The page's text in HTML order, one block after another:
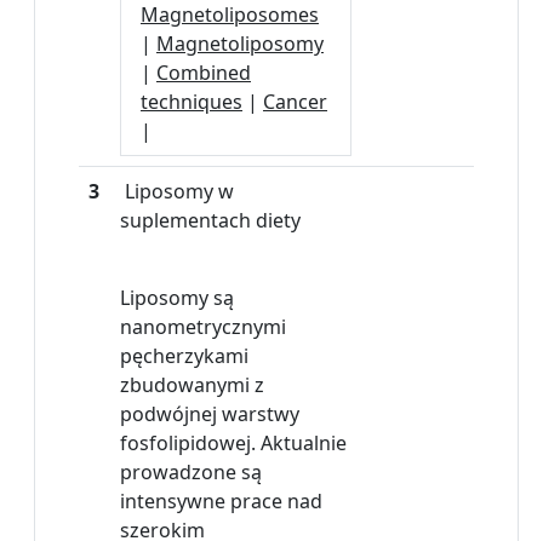
Magnetoliposomes
| Magnetoliposomy
| Combined
techniques | Cancer
|
3
Liposomy w
suplementach diety
Liposomy są
nanometrycznymi
pęcherzykami
zbudowanymi z
podwójnej warstwy
fosfolipidowej. Aktualnie
prowadzone są
intensywne prace nad
szerokim